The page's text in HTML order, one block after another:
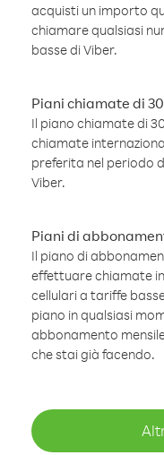
acquisti un importo
chiamare qualsiasi
basse di Viber.
Piani chiamate di
Il piano chiamate di
chiamate
preferita nel periodo
Viber.
Piani di
Il piano di
effettuare chiamate
cellulari a tariffe
piano in qualsiasi
abbonamento
che stai già facendo.